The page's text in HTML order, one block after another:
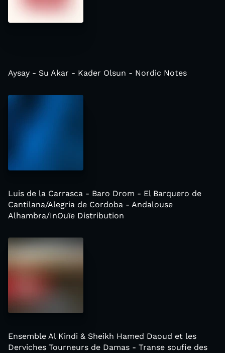
Aysay - Su Akar - Kader Olsun - Nordic Notes
Luis de la Carrasca - Baro Drom - El Barquero de
Cantilana/Alegria de Cordoba - Andalouse
Alhambra/InOuïe Distribution
Ensemble Al Kindi & Sheikh Hamed Daoud et les
Derviches Tourneurs de Damas - Transe soufie des